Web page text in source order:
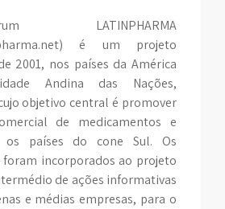
é um projeto
2001, nos países da América
Andina das Nações,
objetivo central é promover
de medicamentos e
os países do cone Sul. Os
incorporados ao projeto
de ações informativas
e médias empresas, para o